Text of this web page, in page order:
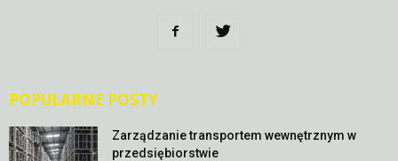
POPULARNE POSTY
Zarządzanie transportem wewnętrznym w
przedsiębiorstwie